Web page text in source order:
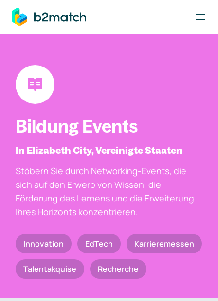
springen
Bildung Events
In Elizabeth City, Vereinigte Staaten
Stöbern Sie durch Networking-Events, die
sich auf den Erwerb von Wissen, die
Förderung des Lernens und die Erweiterung
Ihres Horizonts konzentrieren.
Innovation EdTech Karrieremessen
Talentakquise Recherche